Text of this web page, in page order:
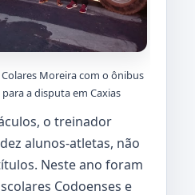
Moreira com o ônibus
a disputa em Caxias
o treinador
alunos-atletas, não
Neste ano foram
Codoenses e